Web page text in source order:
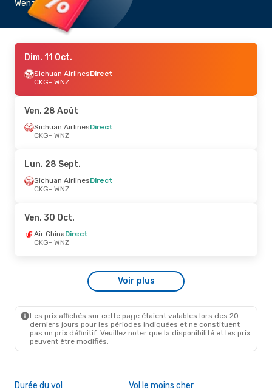
Wenzhou
Dim. 11 Oct.
Sichuan AirlinesDirect
CKG- WNZ
Ven. 28 Août
Sichuan AirlinesDirect
CKG- WNZ
Lun. 28 Sept.
Sichuan AirlinesDirect
CKG- WNZ
Ven. 30 Oct.
Air ChinaDirect
CKG- WNZ
Voir plus
Les prix affichés sur cette page étaient valables lors des 20
derniers jours pour les périodes indiquées et ne constituent
pas un prix définitif. Veuillez noter que la disponibilité et les prix
peuvent être modifiés.
Durée du vol Vol le moins cher